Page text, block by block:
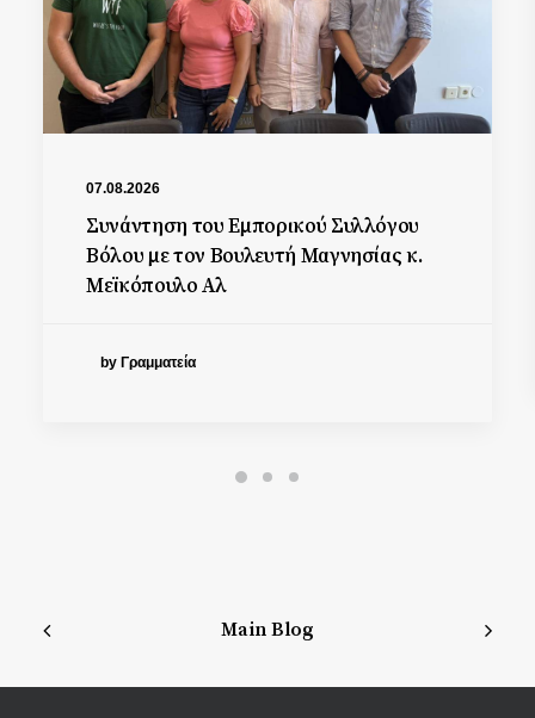
07.08.2026
Συνάντηση του Εμπορικού Συλλόγου
Βόλου με τον Βουλευτή Μαγνησίας κ.
Μεϊκόπουλο Αλ
by Γραμματεία
Main Blog